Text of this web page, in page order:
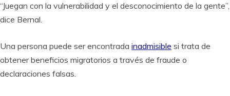
“Juegan con la vulnerabilidad y el desconocimiento de la gente”,
dice Bernal.
Una persona puede ser encontrada inadmisible si trata de
obtener beneficios migratorios a través de fraude o
declaraciones falsas.